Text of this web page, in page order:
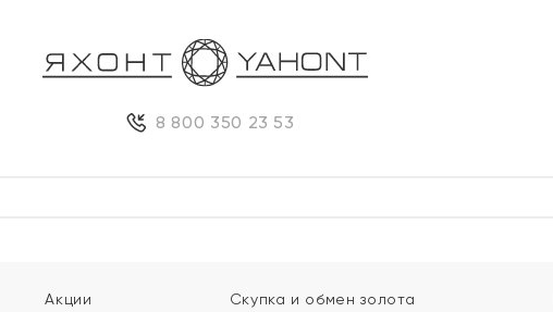
8 800 350 23 53
Акции Скупка и обмен золота